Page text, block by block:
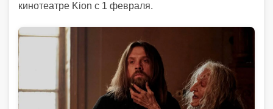
кинотеатре Kion с 1 февраля.